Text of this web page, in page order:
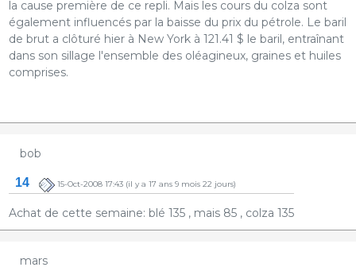
la cause première de ce repli. Mais les cours du colza sont
également influencés par la baisse du prix du pétrole. Le baril
de brut a clôturé hier à New York à 121.41 $ le baril, entraînant
dans son sillage l'ensemble des oléagineux, graines et huiles
comprises.
bob
14 15-Oct-2008 17:43(il y a 17 ans 9 mois 22 jours)
Achat de cette semaine: blé 135 , mais 85 , colza 135
mars